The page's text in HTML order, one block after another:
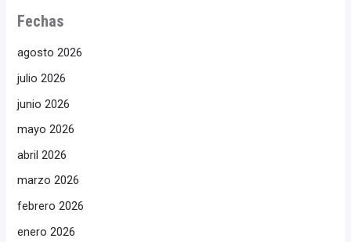
Fechas
agosto 2026
julio 2026
junio 2026
mayo 2026
abril 2026
marzo 2026
febrero 2026
enero 2026